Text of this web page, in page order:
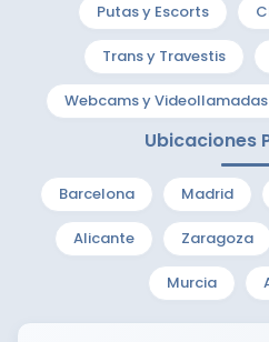
Putas y Escorts
Trans y Travestis
Webcams y Videollamadas
Ubicaciones
Barcelona Madrid
Alicante Zaragoza
Murcia